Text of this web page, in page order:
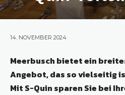
14. NOVEMBER 2024
Meerbusch bietet ein
Angebot, das so vielseitig
Mit S-Quin sparen Sie bei